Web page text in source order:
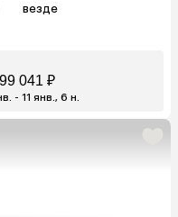
везде
041 ₽
- 11 янв., 6 н.